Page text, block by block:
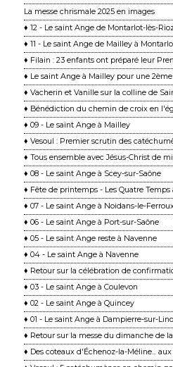
La messe chrismale 2025 en images
♦ 12 - Le saint Ange de Montarlot-lès-
♦ 11 - Le saint Ange de Mailley à
♦ Filain : 23 enfants ont préparé leur
♦ Le saint Ange à Mailley pour une
♦ Vacherin et Vanille sur la colline de
♦ Bénédiction du chemin de croix en
♦ 09 - Le saint Ange à Mailley
♦ Vesoul : Premier scrutin des
♦ Tous ensemble avec Jésus-Christ de
♦ 08 - Le saint Ange à Scey-sur-Saône
♦ Fête de printemps - Les Quatre Temps
♦ 07 - Le saint Ange à Noidans-le-
♦ 06 - Le saint Ange à Port-sur-Saône
♦ 05 - Le saint Ange reste à Navenne
♦ 04 - Le saint Ange à Navenne
♦ Retour sur la célébration de
♦ 03 - Le saint Ange à Coulevon
♦ 02 - Le saint Ange à Quincey
♦ 01 - Le saint Ange à Dampierre-sur-
♦ Retour sur la messe du dimanche de
♦ Des coteaux d'Échenoz-la-Méline...